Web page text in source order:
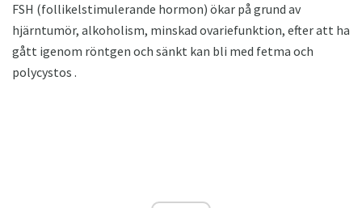
FSH (follikelstimulerande hormon) ökar på grund av
hjärntumör, alkoholism, minskad ovariefunktion, efter att ha
gått igenom röntgen och sänkt kan bli med fetma och
polycystos .